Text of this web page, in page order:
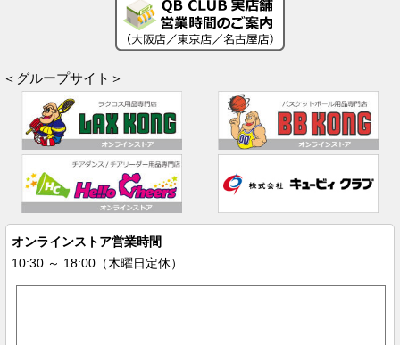
＜グループサイト＞
オンラインストア営業時間
10:30 ～ 18:00（木曜日定休）